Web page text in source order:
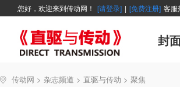
您好，欢迎来到传动网！ [请登录] | [免费注册] 客服
封
广告
企业活动 展会报道
能效碳索
每月专辑
精品 新品
世界方案 控制系统
技术文章
资讯在线 展会信息
直驱与传动
新年寄语 伺服论坛
传动网 > 杂志频道 > 直驱与传动 > 聚焦